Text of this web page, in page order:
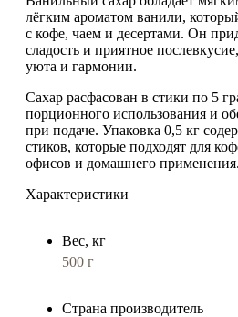
лёгким ароматом ванили,
с кофе, чаем и десертами. Он
сладость и приятное
уюта и гармонии.
Сахар расфасован в стики по 5
порционного использования и
при подаче. Упаковка 0,5 кг
стиков, которые подходят для
офисов и домашнего применения.
Характеристики
Вес, кг
500 г
Страна производитель